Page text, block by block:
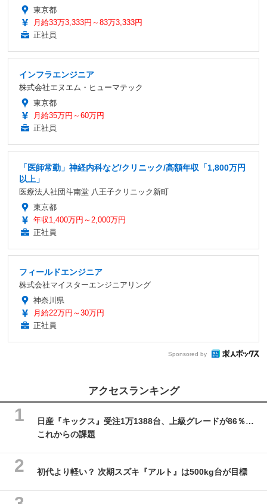
東京都
月給33万3,333円～83万3,333円
正社員
インフラエンジニア
株式会社エヌエム・ヒューマテック
東京都
月給35万円～60万円
正社員
「医師常勤」神経内科など/クリニック/高額年収「1,800万円
以上」
医療法人社団斗南堂 八王子クリニック新町
東京都
年収1,400万円～2,000万円
正社員
フィールドエンジニア
株式会社マイスターエンジニアリング
神奈川県
月給22万円～30万円
正社員
Sponsored by
アクセスランキング
日産『キックス』受注1万1388台、上級グレードが86％…
これからの課題
初代より軽い？ 次期スズキ『アルト』は500kg台が目標